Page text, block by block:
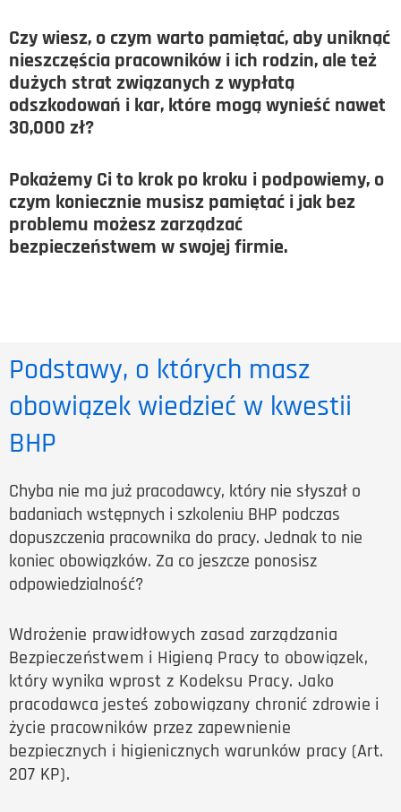
Czy wiesz, o czym warto pamiętać, aby uniknąć
nieszczęścia pracowników i ich rodzin, ale też
dużych strat związanych z wypłatą
odszkodowań i kar, które mogą wynieść nawet
30,000 zł?
Pokażemy Ci to krok po kroku i podpowiemy, o
czym koniecznie musisz pamiętać i jak bez
problemu możesz zarządzać
bezpieczeństwem w swojej firmie.
Podstawy, o których masz
obowiązek wiedzieć w kwestii
BHP
Chyba nie ma już pracodawcy, który nie słyszał o
badaniach wstępnych i szkoleniu BHP podczas
dopuszczenia pracownika do pracy. Jednak to nie
koniec obowiązków. Za co jeszcze ponosisz
odpowiedzialność?
Wdrożenie prawidłowych zasad zarządzania
Bezpieczeństwem i Higieną Pracy to obowiązek,
który wynika wprost z Kodeksu Pracy. Jako
pracodawca jesteś zobowiązany chronić zdrowie i
życie pracowników przez zapewnienie
bezpiecznych i higienicznych warunków pracy (Art.
207 KP).